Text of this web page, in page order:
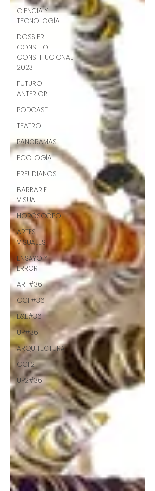
CIENCIA Y
TECNOLOGÍA
DOSSIER
CONSEJO
CONSTITUCIONAL
2023
FUTURO
ANTERIOR
PODCAST
TEATRO
PANORAMAS
ECOLOGÍA
FREUDIANOS
BARBARIE
VISUAL
HORÓSCOPO
ARTES
VISUALES
ENSAYO Y
ERROR
ART#36
CCF#36
E&E#36
UP#36
ARQUITECTURA
CCF2
UP2#36